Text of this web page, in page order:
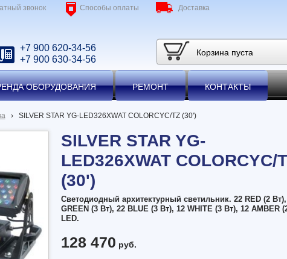
Корзина пуста
звонок
+7 900 630-34-56
+7 900 620-34-56
Способы оплаты Доставка
ОБОРУДОВАНИЯ РЕМОНТ КОНТАКТЫ
› SILVER STAR YG-LED326XWAT COLORCYC/TZ (30')
SILVER STAR YG-
LED326XWAT COLORCYC/
(30')
Светодиодный архитектурный светильник. 22 RED (2
GREEN (3 Вт), 22 BLUE (3 Вт), 12 WHITE (3 Вт), 12 AMBER
LED.
128 470 руб.